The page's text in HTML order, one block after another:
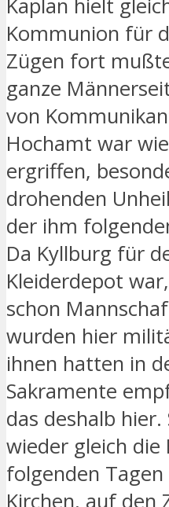
Kaplan hielt
Kommunion für
Zügen fort
ganze
von
Hochamt war
ergriffen,
drohenden
der ihm
Da Kyllburg für
Kleiderdepot
schon
wurden hier
ihnen hatten in
Sakramente
das deshalb
wieder gleich
folgenden
Kirchen, auf den